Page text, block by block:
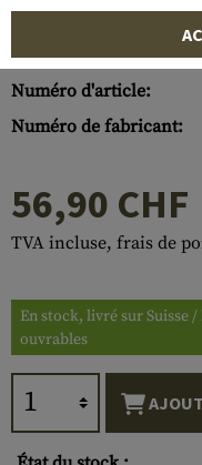
Numéro d'article:
Numéro de fabricant:
56,90 CHF
TVA incluse, frais de
En stock, livré sur Suisse
ouvrables